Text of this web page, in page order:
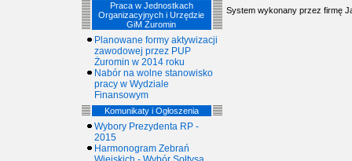
Praca w Jednostkach
Organizacyjnych i Urzędzie
GiM Żuromin
Planowane formy aktywizacji
zawodowej przez PUP
Żuromin w 2014 roku
Nabór na wolne stanowisko
pracy w Wydziale
Finansowym
Komunikaty i Ogłoszenia
Wybory Prezydenta RP -
2015
Harmonogram Zebrań
System wykonany przez firmę